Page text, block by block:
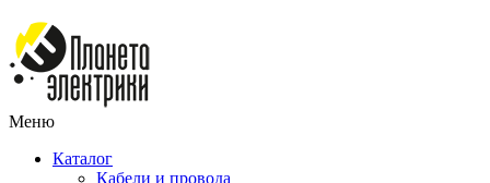
Меню
Каталог
Кабели и провода